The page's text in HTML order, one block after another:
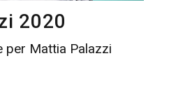
2020
per Mattia Palazzi